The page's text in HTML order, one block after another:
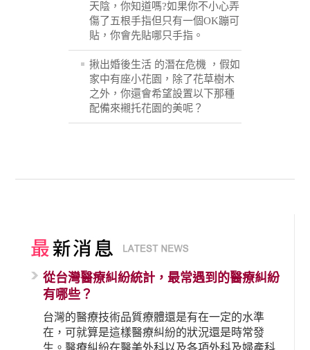
天陰，你知道嗎?如果你不小心弄
傷了五根手指但只有一個OK蹦可
貼，你會先貼哪只手指。
揪出婚後生活 的潛在危機 ，假如
家中有座小花園，除了花草樹木
之外，你還會希望設置以下那種
配備來襯托花園的美呢？
從台灣醫療糾紛統計，最常遇到的醫療糾紛
有哪些？
台灣的醫療技術品質療體還是有在一定的水準
在，可就算是這樣醫療糾紛的狀況還是時常發